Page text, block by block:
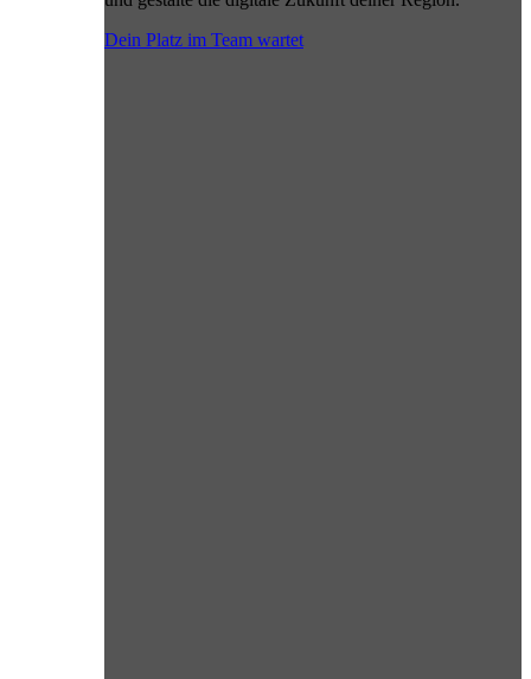
Dein Platz im Team wartet